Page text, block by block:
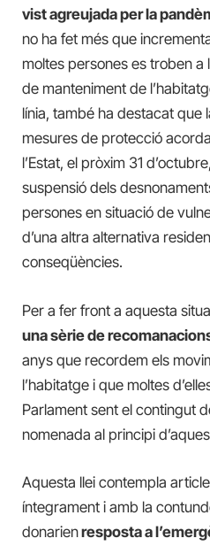
vist agreujada per la
no ha fet més que
moltes persones es troben a
de manteniment de
línia, també ha destacat que
mesures de protecció
l’Estat, el pròxim 31
suspensió dels
persones en situació de
d’una altra alternativa
conseqüències.
Per a fer front a aquesta
una sèrie de
anys que recordem els
l’habitatge i que moltes
Parlament sent el contingut
nomenada al principi
Aquesta llei contempla
íntegrament i amb la
donarienresposta a